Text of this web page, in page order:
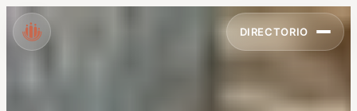
DIRECTORIO